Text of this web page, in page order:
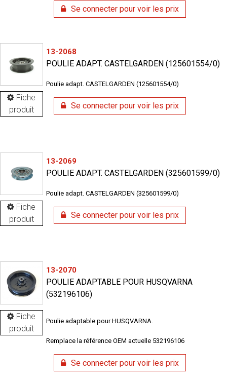
Se connecter pour voir les prix
Fiche
produit
13-2068
POULIE ADAPT. CASTELGARDEN (125601554/0)
Poulie adapt. CASTELGARDEN (125601554/0)
Se connecter pour voir les prix
Fiche
produit
13-2069
POULIE ADAPT. CASTELGARDEN (325601599/0)
Poulie adapt. CASTELGARDEN (325601599/0)
Se connecter pour voir les prix
Fiche
produit
13-2070
POULIE ADAPTABLE POUR HUSQVARNA
(532196106)
Poulie adaptable pour HUSQVARNA.
Remplace la référence OEM actuelle 532196106
Se connecter pour voir les prix